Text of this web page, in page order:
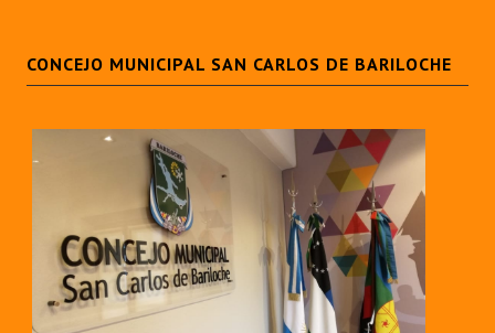
CONCEJO MUNICIPAL SAN CARLOS DE BARILOCHE